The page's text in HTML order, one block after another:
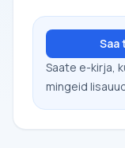
Saa
Saate e-kirja,
mingeid